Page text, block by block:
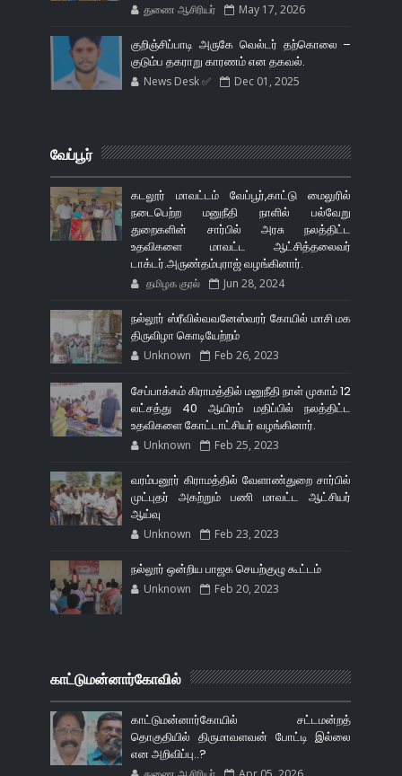
துணை ஆசிரியர் May 17, 2026
குறிஞ்சிப்பாடி அருகே வெல்டர் தற்கொலை –
குடும்ப தகராறு காரணம் என தகவல்.
News Desk ✅ Dec 01, 2025
வேப்பூர்
கடலூர் மாவட்டம் வேப்பூர்,காட்டு மைலுரில்
நடைபெற்ற மனுநீதி நாளில் பல்வேறு
துறைகளின் சார்பில் அரசு நலத்திட்ட
உதவிகளை மாவட்ட ஆட்சித்தலைவர்
டாக்டர்.அருண்தம்புராஜ் வழங்கினார்.
தமிழக குரல் Jun 28, 2024
நல்லூர் ஸ்ரீவில்வவனேஸ்வரர் கோயில் மாசி மக
திருவிழா கொடியேற்றம்
Unknown Feb 26, 2023
சேப்பாக்கம் கிராமத்தில் மனுநீதி நாள் முகாம் 12
லட்சத்து 40 ஆயிரம் மதிப்பில் நலத்திட்ட
உதவிகளை கோட்டாட்சியர் வழங்கினார்.
Unknown Feb 25, 2023
வரம்பனூர் கிராமத்தில் வேளாண்துறை சார்பில்
முட்புதர் அகற்றும் பணி மாவட்ட ஆட்சியர்
ஆய்வு
Unknown Feb 23, 2023
நல்லூர் ஒன்றிய பாஜக செயற்குழு கூட்டம்
Unknown Feb 20, 2023
காட்டுமன்னார்கோவில்
காட்டுமன்னார்கோயில் சட்டமன்றத்
தொகுதியில் திருமாவளவன் போட்டி இல்லை
என அறிவிப்பு..?